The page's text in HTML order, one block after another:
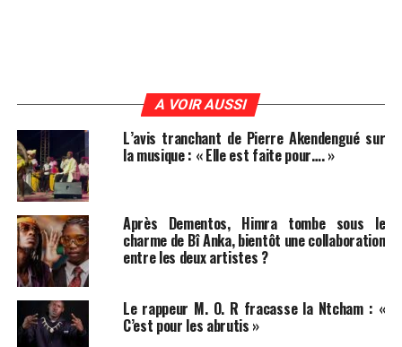
A VOIR AUSSI
L’avis tranchant de Pierre Akendengué sur
la musique : « Elle est faite pour…. »
Après Dementos, Himra tombe sous le
charme de Bî Anka, bientôt une collaboration
entre les deux artistes ?
Le rappeur M. O. R fracasse la Ntcham : «
C’est pour les abrutis »